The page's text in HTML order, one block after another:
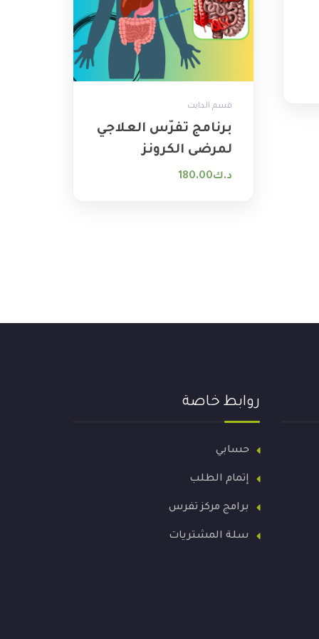
قسم الدايت
برنامج تفرّس العلاجي
لمرضى الكرونز
د.ك180.00
روابط خاصة
حسابي
إتمام الطلب
برامج مركز تفرس
سلة المشتريات